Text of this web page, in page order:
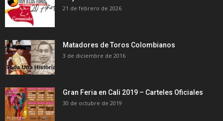
21 de febrero de 2026
Matadores de Toros Colombianos
3 de diciembre de 2016
Gran Feria en Cali 2019 – Carteles Oficiales
30 de octubre de 2019